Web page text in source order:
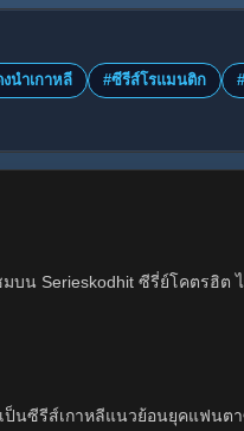
นำเกาหลี #ซีรีส์โรแมนติก
บน Serieskodhit ซีรี่ย์โคตรฮิต
ป็นซีรีส์เกาหลีแนวย้อนยุคแฟนต